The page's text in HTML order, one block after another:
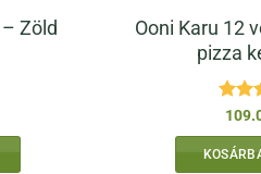
Zöld
Ooni Karu 12
pizza